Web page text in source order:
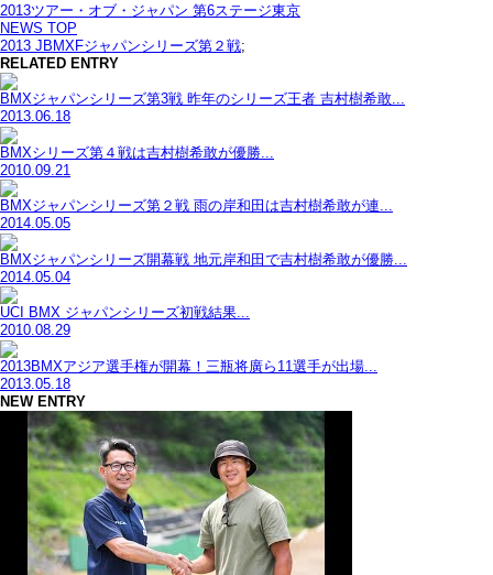
2013ツアー・オブ・ジャパン 第6ステージ東京
NEWS TOP
2013 JBMXFジャパンシリーズ第２戦;
RELATED ENTRY
BMXジャパンシリーズ第3戦 昨年のシリーズ王者 吉村樹希敢...
2013.06.18
BMXシリーズ第４戦は吉村樹希敢が優勝...
2010.09.21
BMXジャパンシリーズ第２戦 雨の岸和田は吉村樹希敢が連...
2014.05.05
BMXジャパンシリーズ開幕戦 地元岸和田で吉村樹希敢が優勝...
2014.05.04
UCI BMX ジャパンシリーズ初戦結果...
2010.08.29
2013BMXアジア選手権が開幕！三瓶将廣ら11選手が出場...
2013.05.18
NEW ENTRY